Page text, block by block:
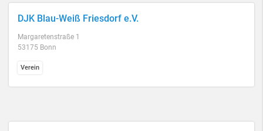
DJK Blau-Weiß Friesdorf e.V.
Margaretenstraße 1
53175 Bonn
Verein